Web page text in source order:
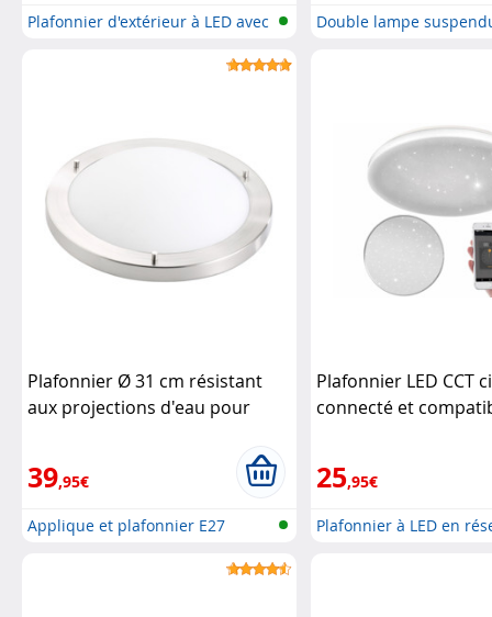
Plafonnier d'extérieur à LED avec
Double lampe
Plafonnier Ø 31 cm résistant
aux projections d'eau pour
39,95€
Applique et plafonnier E27
Plafonnier LED CCT
connecté et
25,95€
Plafonnier à LED en